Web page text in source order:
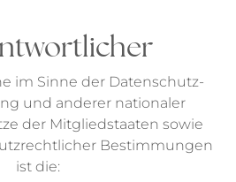
im Sinne der Datenschutz-
und anderer nationaler
der Mitgliedstaaten sowie
Bestimmungen
ist die: